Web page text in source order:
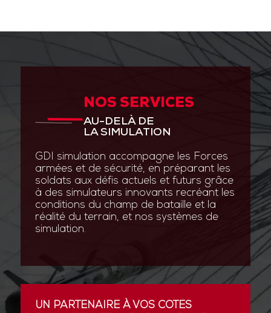
NOS SERVICES
AU-DELÀ DE
LA SIMULATION
GDI simulation accompagne les Forces
armées et de sécurité, en préparant les
soldats aux défis actuels et futurs grâce
à des simulateurs innovants recréant les
conditions du champ de bataille et la
réalité du terrain, et nos systèmes de
simulation.
UN PARTENAIRE À VOS CÔTÉS